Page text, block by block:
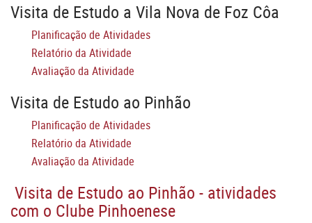
Visita de Estudo a Vila Nova de Foz Côa
Planificação de Atividades
Relatório da Atividade
Avaliação da Atividade
Visita de Estudo ao Pinhão
Planificação de Atividades
Relatório da Atividade
Avaliação da Atividade
Visita de Estudo ao Pinhão - atividades
com o Clube Pinhoenese